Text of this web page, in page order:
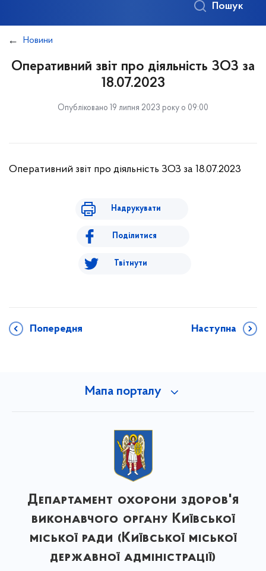
Пошук
Новини
Оперативний звіт про діяльність ЗОЗ за
18.07.2023
Опубліковано 19 липня 2023 року о 09:00
Оперативний звіт про діяльність ЗОЗ за 18.07.2023
Надрукувати
Поділитися
Твітнути
Попередня Наступна
Мапа порталу
Департамент охорони здоров'я
виконавчого органу Київської
міської ради (Київської міської
державної адміністрації)